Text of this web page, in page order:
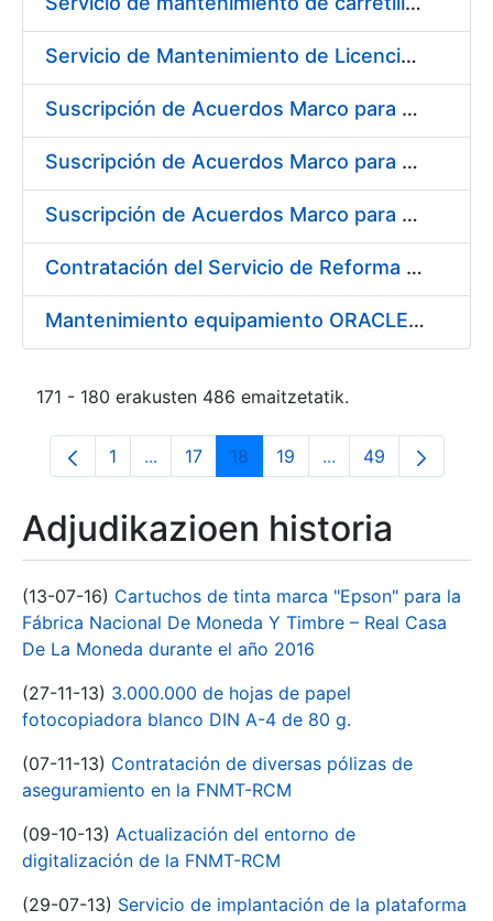
Servicio de Mantenimiento de Licencias Liferay
Suscripción de Acuerdos Marco para el Suministro de Material de Filtración
Suscripción de Acuerdos Marco para el Suministro de Material de Fontanería y Aire Acondicionado
Suscripción de Acuerdos Marco para el Suministro de Material de Neumática
Contratación del Servicio de Reforma de la Embocadura, Limpieza, Pintado y Numerado de Contenedores para Moneda de la FNMT-RCM
Mantenimiento equipamiento ORACLE en CERES
171 - 180 erakusten 486 emaitzetatik.
Orrialdea
1 ...Intermediate Pages Use TAB to navigate.
Orrialdea
17 Orrialdea
18 Orrialdea
19 ...Intermediate
Orrialdea
49
Adjudikazioen historia
(13-07-16) Cartuchos de tinta marca "Epson" para la
Fábrica Nacional De Moneda Y Timbre – Real Casa
De La Moneda durante el año 2016
(27-11-13) 3.000.000 de hojas de papel
fotocopiadora blanco DIN A-4 de 80 g.
(07-11-13) Contratación de diversas pólizas de
aseguramiento en la FNMT-RCM
(09-10-13) Actualización del entorno de
digitalización de la FNMT-RCM
(29-07-13) Servicio de implantación de la plataforma